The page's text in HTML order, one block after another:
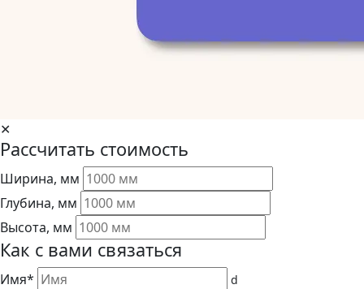
✕
Рассчитать стоимость
Ширина, мм
Глубина, мм
Высота, мм
Как с вами связаться
Имя* d